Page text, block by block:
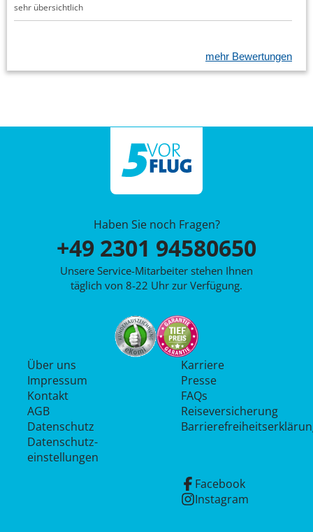
sehr übersichtlich
mehr Bewertungen
Haben Sie noch Fragen?
+49 2301 94580650
Unsere Service-Mitarbeiter stehen Ihnen
täglich von 8-22 Uhr zur Verfügung.
Über uns
Impressum
Kontakt
AGB
Datenschutz
Datenschutz­
einstellungen
Karriere
Presse
FAQs
Reiseversicherung
Facebook
Instagram